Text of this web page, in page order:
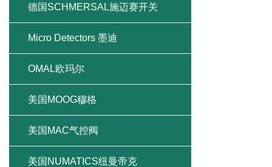
德国SCHMERSAL施迈赛开关
Micro Detectors 墨迪
OMAL欧玛尔
美国MOOG穆格
美国MAC气控阀
美国NUMATICS纽曼帝克